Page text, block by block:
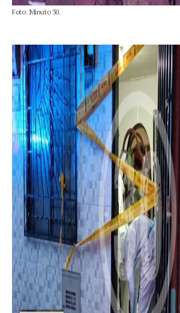
Foto: Minuto 30.